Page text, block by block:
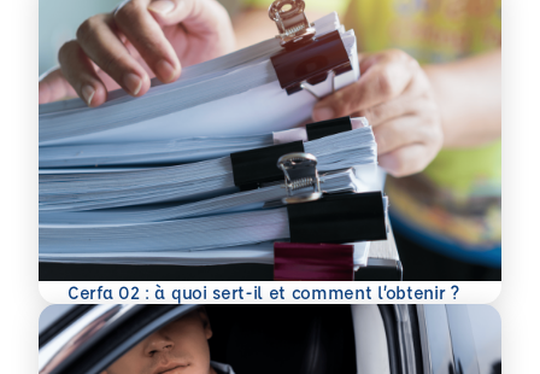
Cerfa 02 : à quoi sert-il et comment l’obtenir ?
En savoir plus